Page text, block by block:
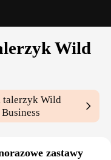
Wild
talerzyk Wild
zastawy